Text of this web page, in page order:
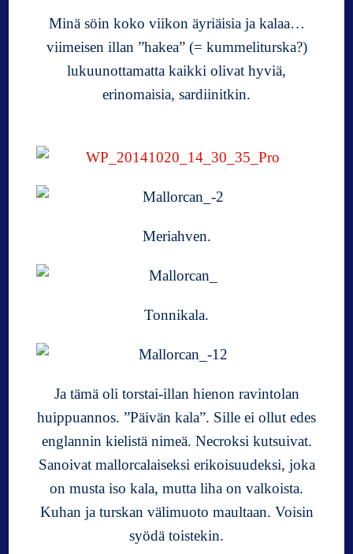
Minä söin koko viikon äyriäisia ja kalaa…
viimeisen illan ”hakea” (= kummeliturska?)
lukuunottamatta kaikki olivat hyviä,
erinomaisia, sardiinitkin.
Meriahven.
Tonnikala.
Ja tämä oli torstai-illan hienon ravintolan
huippuannos. ”Päivän kala”. Sille ei ollut edes
englannin kielistä nimeä. Necroksi kutsuivat.
Sanoivat mallorcalaiseksi erikoisuudeksi, joka
on musta iso kala, mutta liha on valkoista.
Kuhan ja turskan välimuoto maultaan. Voisin
syödä toistekin.